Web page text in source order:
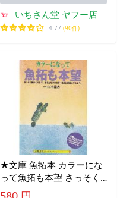
いちさん堂 ヤフー店
4.77 (90件)
★文庫 魚拓本 カラーにな
って魚拓も本望 さっそく
腕まくりして、あなただけ